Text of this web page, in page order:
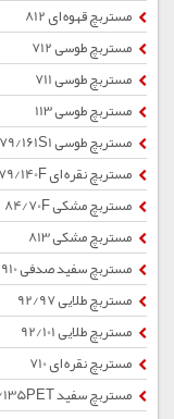
مستربچ قهوه ای 812
مستربچ طوسی 712
مستربچ طوسی 711
مستربچ طوسی 113
مستربچ طوسی 79/161S1
مستربچ نقره ای 79/140F
مستربچ مشکی 84/70F
مستربچ مشکی 813
مستربچ سفید صدفی 910
مستربچ طلایی 92/97
مستربچ طلایی 92/101
مستربچ نقره ای 710
مستربچ سفید 80/135PET